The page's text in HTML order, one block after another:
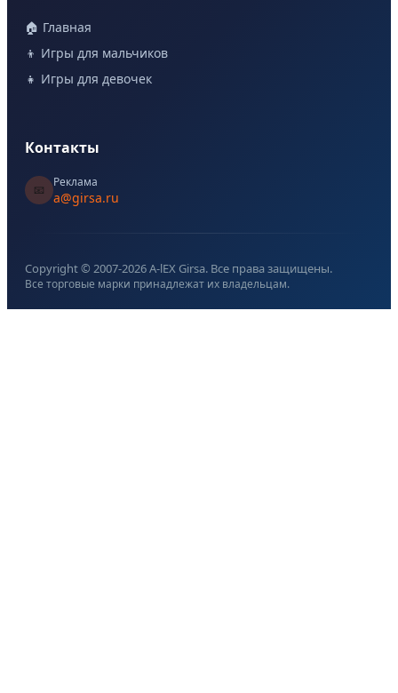
🏠 Главная
👦 Игры для мальчиков
👧 Игры для девочек
Контакты
📧
Реклама
a@girsa.ru
Copyright © 2007-2026A-lEX Girsa. Все права защищены.
Все торговые марки принадлежат их владельцам.